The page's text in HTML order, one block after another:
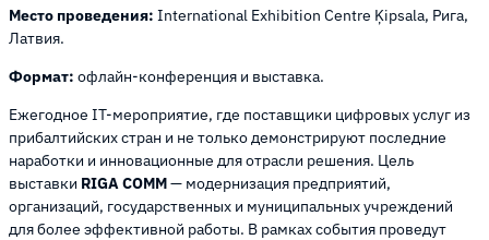
Место проведения: International Exhibition Centre Ķipsala, Рига,
Латвия.
Формат: офлайн-конференция и выставка.
Ежегодное IT-мероприятие, где поставщики цифровых услуг из
прибалтийских стран и не только демонстрируют последние
наработки и инновационные для отрасли решения. Цель
выставки RIGA COMM— модернизация предприятий,
организаций, государственных и муниципальных учреждений
для более эффективной работы. В рамках события проведут